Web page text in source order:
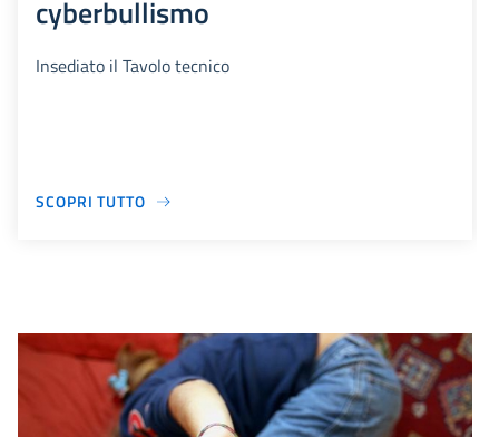
cyberbullismo
Insediato il Tavolo tecnico
SCOPRI TUTTO